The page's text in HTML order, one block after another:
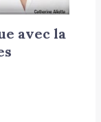
avec la